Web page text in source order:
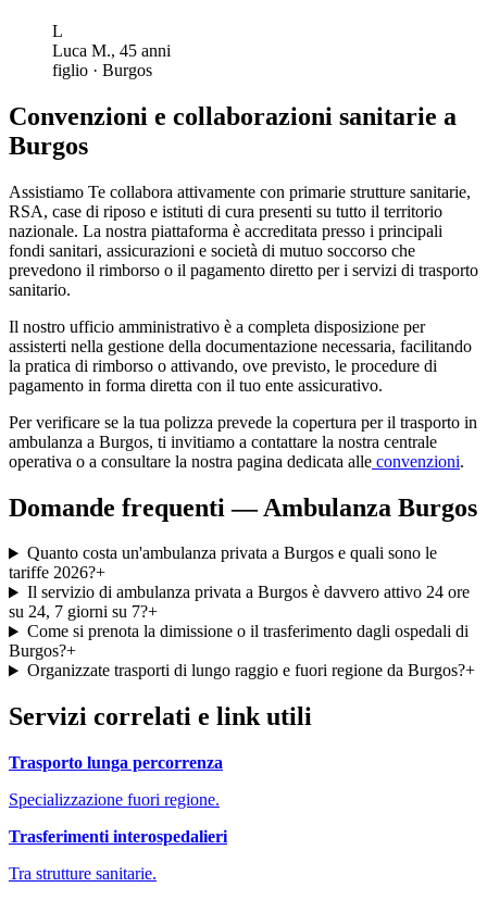
L
Luca M., 45 anni
figlio · Burgos
Convenzioni e collaborazioni sanitarie a
Burgos
Assistiamo Te collabora attivamente con primarie strutture sanitarie,
RSA, case di riposo e istituti di cura presenti su tutto il territorio
nazionale. La nostra piattaforma è accreditata presso i principali
fondi sanitari, assicurazioni e società di mutuo soccorso che
prevedono il rimborso o il pagamento diretto per i servizi di trasporto
sanitario.
Il nostro ufficio amministrativo è a completa disposizione per
assisterti nella gestione della documentazione necessaria, facilitando
la pratica di rimborso o attivando, ove previsto, le procedure di
pagamento in forma diretta con il tuo ente assicurativo.
Per verificare se la tua polizza prevede la copertura per il trasporto in
ambulanza a Burgos, ti invitiamo a contattare la nostra centrale
operativa o a consultare la nostra pagina dedicata alle convenzioni.
Domande frequenti — Ambulanza Burgos
Quanto costa un'ambulanza privata a Burgos e quali sono le
tariffe 2026?+
Il servizio di ambulanza privata a Burgos è davvero attivo 24 ore
su 24, 7 giorni su 7?+
Come si prenota la dimissione o il trasferimento dagli ospedali di
Burgos?+
Organizzate trasporti di lungo raggio e fuori regione da Burgos?+
Servizi correlati e link utili
Trasporto lunga percorrenza
Specializzazione fuori regione.
Trasferimenti interospedalieri
Tra strutture sanitarie.